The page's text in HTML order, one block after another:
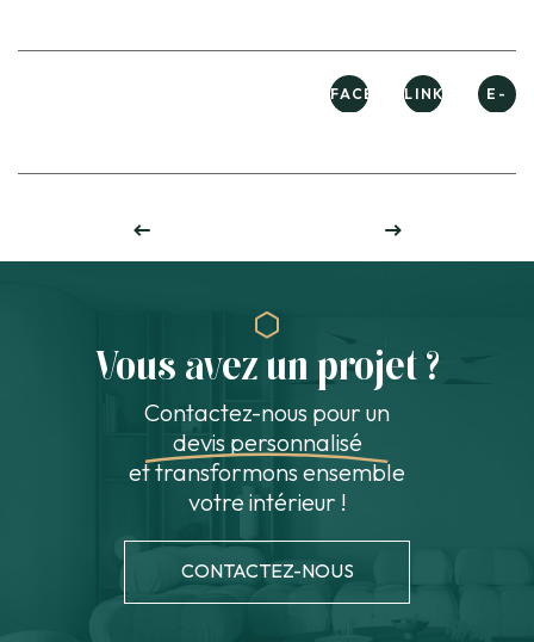
FACEBOOKLINKEDINE-
Vous avez un projet ?
Contactez-nous pour un
devis personnalisé
et transformons ensemble
votre intérieur !
CONTACTEZ-NOUS